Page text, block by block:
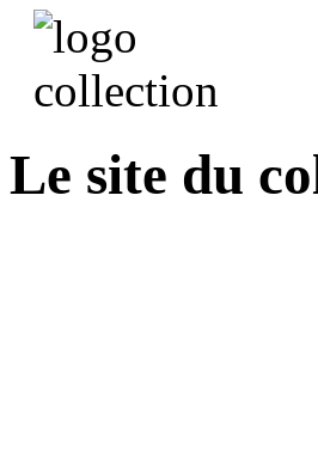
Le site du